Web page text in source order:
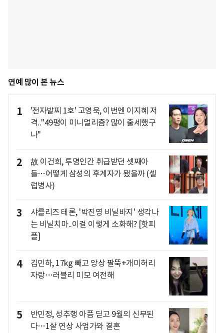
연예 많이 본 뉴스
1
'전자발찌 1호' 고영욱, 이번엔 이지혜 저
격.."49평이 미니멀리즘? 많이 출세했구
나"
2
故 이건희, 투명인간 취급받던 셋째아
들…어떻게 삼성의 후계자가 됐을까 (셀
럽병사)
3
샤를리즈 테론, '박진영 비닐바지' 생각나
는 비닐치마..이걸 이렇게 소화해? [핫피
플]
4
김민하, 17kg 빼고 앙상 팔뚝+개미허리
자랑…러블리 미모 여전해
5
반민정, 성추행 아픔 딛고 9월의 신부된
다…1살 연상 사업가와 결혼